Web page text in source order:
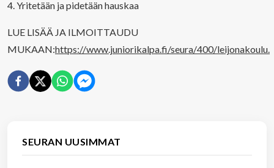
4. Yritetään ja pidetään hauskaa
LUE LISÄÄ JA ILMOITTAUDU
MUKAAN:https://www.juniorikalpa.fi/seura/400/leijonakoulu.
SEURAN UUSIMMAT